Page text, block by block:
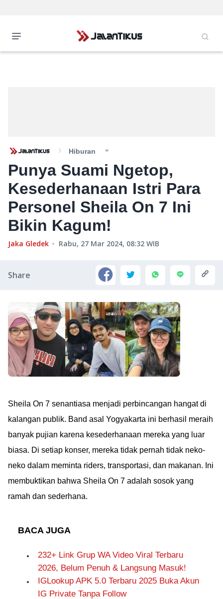
Hiburan
Punya Suami Ngetop,
Kesederhanaan Istri Para
Personel Sheila On 7 Ini
Bikin Kagum!
Jaka Gledek Rabu, 27 Mar 2024, 08:32 WIB
Share
Sheila On 7 senantiasa menjadi perbincangan hangat di
kalangan publik. Band asal Yogyakarta ini berhasil meraih
banyak pujian karena kesederhanaan mereka yang luar
biasa. Di setiap konser, mereka tidak pernah tidak neko-
neko dalam meminta riders, transportasi, dan makanan. Ini
membuktikan bahwa Sheila On 7 adalah sosok yang
ramah dan sederhana.
BACA JUGA
232+ Link Grup WA Video Viral Terbaru
2026, Belum Penuh & Langsung Masuk!
IGLookup APK 5.0 Terbaru 2025 Buka Akun
IG Private Tanpa Follow